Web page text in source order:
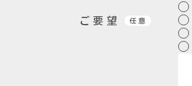
ご要望 任意